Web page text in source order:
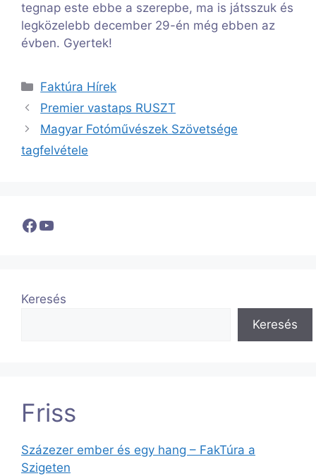
tegnap este ebbe a szerepbe, ma is játsszuk és
legközelebb december 29-én még ebben az
évben. Gyertek!
Kategória
Faktúra Hírek
Premier vastaps RUSZT
Magyar Fotóművészek Szövetsége
tagfelvétele
Facebook
YouTube
Keresés
Keresés
Friss
Százezer ember és egy hang – FakTúra a
Szigeten